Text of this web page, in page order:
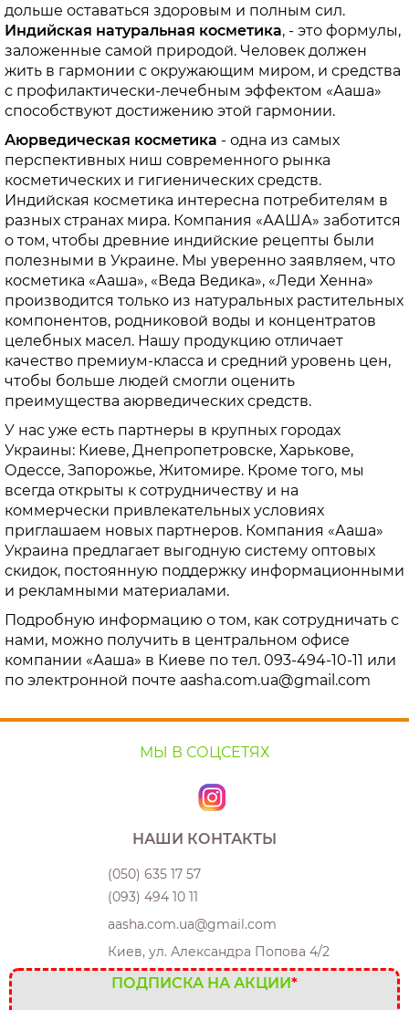
дольше оставаться здоровым и полным сил.
Индийская натуральная косметика, - это формулы,
заложенные самой природой. Человек должен
жить в гармонии с окружающим миром, и средства
с профилактически-лечебным эффектом «Ааша»
способствуют достижению этой гармонии.
Аюрведическая косметика - одна из самых
перспективных ниш современного рынка
косметических и гигиенических средств.
Индийская косметика интересна потребителям в
разных странах мира. Компания «ААША» заботится
о том, чтобы древние индийские рецепты были
полезными в Украине. Мы уверенно заявляем, что
косметика «Ааша», «Веда Ведика», «Леди Хенна»
производится только из натуральных растительных
компонентов, родниковой воды и концентратов
целебных масел. Нашу продукцию отличает
качество премиум-класса и средний уровень цен,
чтобы больше людей смогли оценить
преимущества аюрведических средств.
У нас уже есть партнеры в крупных городах
Украины: Киеве, Днепропетровске, Харькове,
Одессе, Запорожье, Житомире. Кроме того, мы
всегда открыты к сотрудничеству и на
коммерчески привлекательных условиях
приглашаем новых партнеров. Компания «Ааша»
Украина предлагает выгодную систему оптовых
скидок, постоянную поддержку информационными
и рекламными материалами.
Подробную информацию о том, как сотрудничать с
нами, можно получить в центральном офисе
компании «Ааша» в Киеве по тел. 093-494-10-11 или
по электронной почте aasha.com.ua@gmail.com
МЫ В СОЦСЕТЯХ
НАШИ КОНТАКТЫ
(050) 635 17 57
(093) 494 10 11
aasha.com.ua@gmail.com
Киев, ул. Александра Попова 4/2
ПОДПИСКА НА АКЦИИ*